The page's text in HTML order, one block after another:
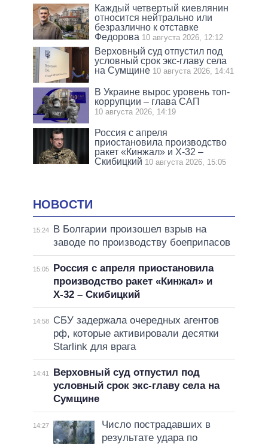
Каждый четвертый киевлянин
относится нейтрально или
безразлично к отставке
Федорова 10 августа 2026, 12:12
Верховный суд отпустил под
условный срок экс-главу села
на Сумщине 10 августа 2026, 14:41
В Украине вырос уровень топ-
коррупции – глава САП
10 августа 2026, 14:19
Россия с апреля
приостановила производство
ракет «Кинжал» и Х-32 –
Скибицкий 10 августа 2026, 15:05
НОВОСТИ
15:24
В Болгарии произошел взрыв на
заводе по производству боеприпасов
15:05
Россия с апреля приостановила
производство ракет «Кинжал» и
Х-32 – Скибицкий
14:58
СБУ задержала очередных агентов
рф, которые активировали десятки
Starlink для врага
14:41
Верховный суд отпустил под
условный срок экс-главу села на
Сумщине
14:27
Число пострадавших в
результате удара по